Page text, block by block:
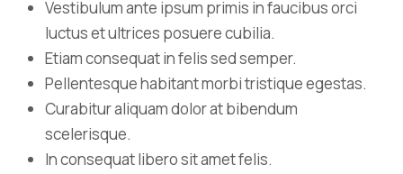
Vestibulum ante ipsum primis in faucibus orci
luctus et ultrices posuere cubilia.
Etiam consequat in felis sed semper.
Pellentesque habitant morbi tristique egestas.
Curabitur aliquam dolor at bibendum
scelerisque.
In consequat libero sit amet felis.